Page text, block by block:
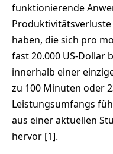
funktionierende
haben, die sich pro
fast 20.000 US-Dollar
innerhalb einer
zu 100 Minuten oder
Leistungsumfangs
aus einer aktuellen
hervor [1].